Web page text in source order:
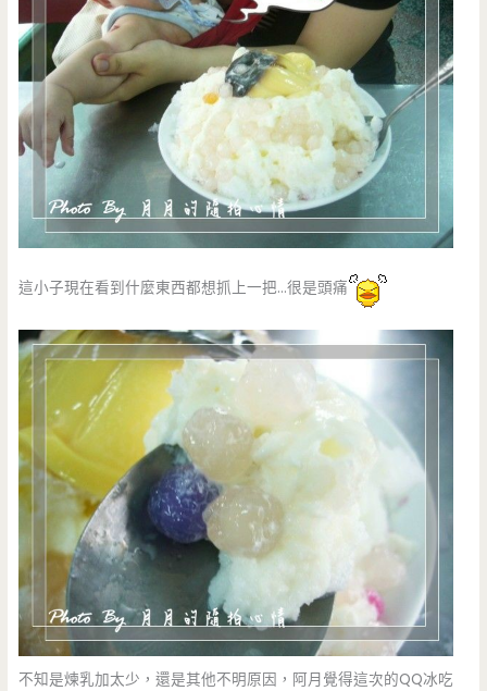
這小子現在看到什麼東西都想抓上一把…很是頭痛
不知是煉乳加太少，還是其他不明原因，阿月覺得這次的QQ冰吃